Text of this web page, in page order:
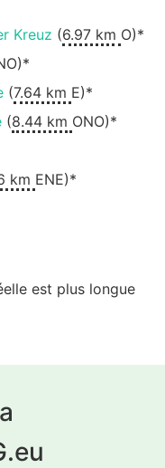
Kreuz (6.97 km O)*
(7.64 km E)*
(8.44 km ONO)*
km ENE)*
est plus longue